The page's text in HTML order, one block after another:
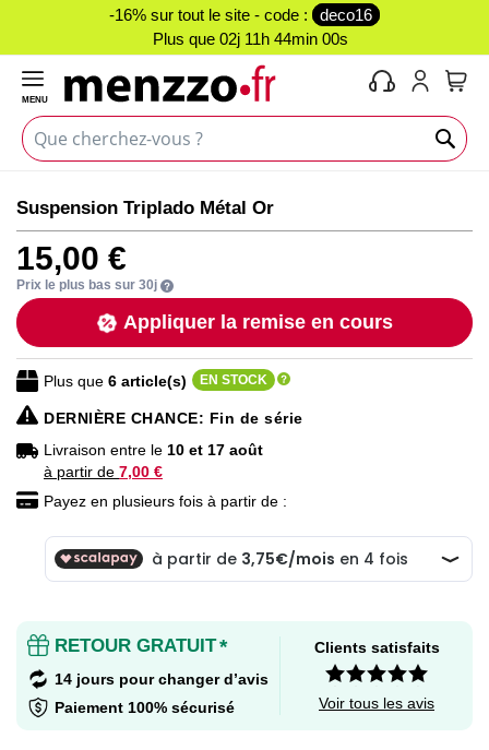
-16% sur tout le site - code :
deco16
Plus que 02j 11h 43min 59s
MENU
to
the
end
of
the
images
gallery
to
the
beginning
of
the
images
gallery
Suspension Triplado Métal Or
15,00 €
Prix le plus bas sur 30j
Appliquer la remise en cours
Plus que 6 article(s) EN STOCK
DERNIÈRE CHANCE: Fin de série
Livraison entre le 10 et 17 août
à partir de 7,00 €
Payez en plusieurs fois à partir de :
RETOUR GRATUIT*
14 jours pour changer d’avis
Paiement 100% sécurisé
Clients satisfaits
Voir tous les avis